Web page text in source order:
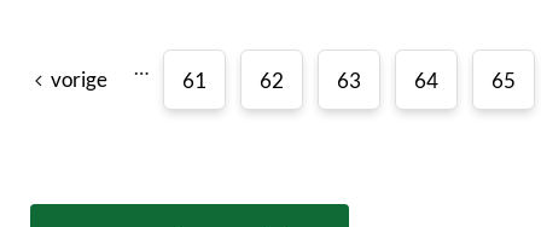
vorige …
61 62 63 64 65